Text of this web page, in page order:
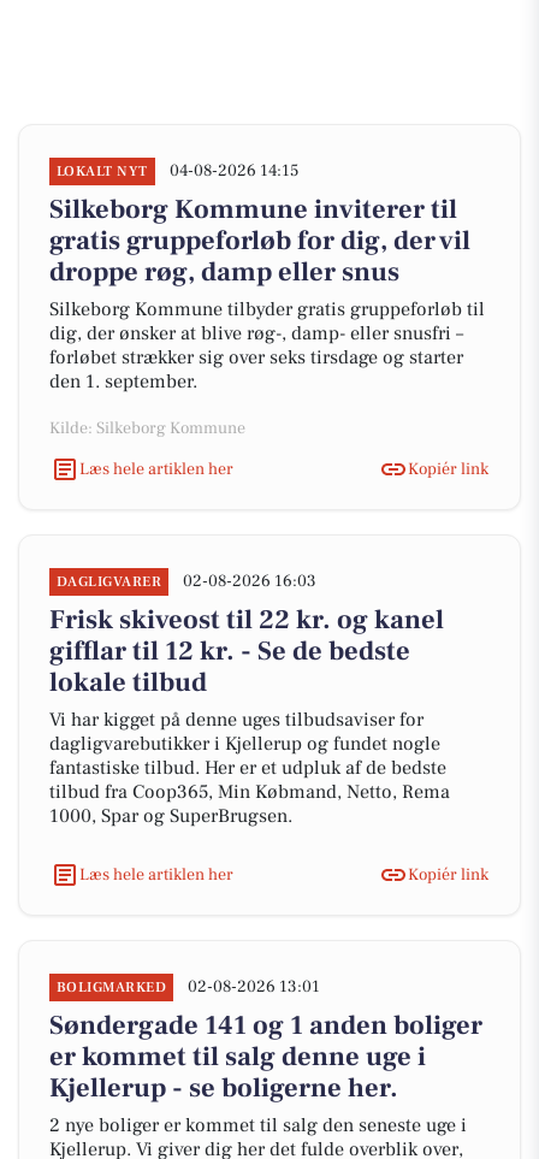
LOKALT NYT 04-08-2026 14:15
Silkeborg Kommune inviterer til
gratis gruppeforløb for dig, der vil
droppe røg, damp eller snus
Silkeborg Kommune tilbyder gratis gruppeforløb til
dig, der ønsker at blive røg-, damp- eller snusfri –
forløbet strækker sig over seks tirsdage og starter
den 1. september.
Kilde: Silkeborg Kommune
Læs hele artiklen her
Kopiér link
DAGLIGVARER 02-08-2026 16:03
Frisk skiveost til 22 kr. og kanel
gifflar til 12 kr. - Se de bedste
lokale tilbud
Vi har kigget på denne uges tilbudsaviser for
dagligvarebutikker i Kjellerup og fundet nogle
fantastiske tilbud. Her er et udpluk af de bedste
tilbud fra Coop365, Min Købmand, Netto, Rema
1000, Spar og SuperBrugsen.
Læs hele artiklen her Kopiér link
BOLIGMARKED 02-08-2026 13:01
Søndergade 141 og 1 anden boliger
er kommet til salg denne uge i
Kjellerup - se boligerne her.
2 nye boliger er kommet til salg den seneste uge i
Kjellerup. Vi giver dig her det fulde overblik over,